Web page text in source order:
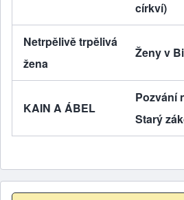
církví)
Netrpělivě trpělivá
žena
Ženy v
KAIN A ÁBEL
Pozvání
Starý